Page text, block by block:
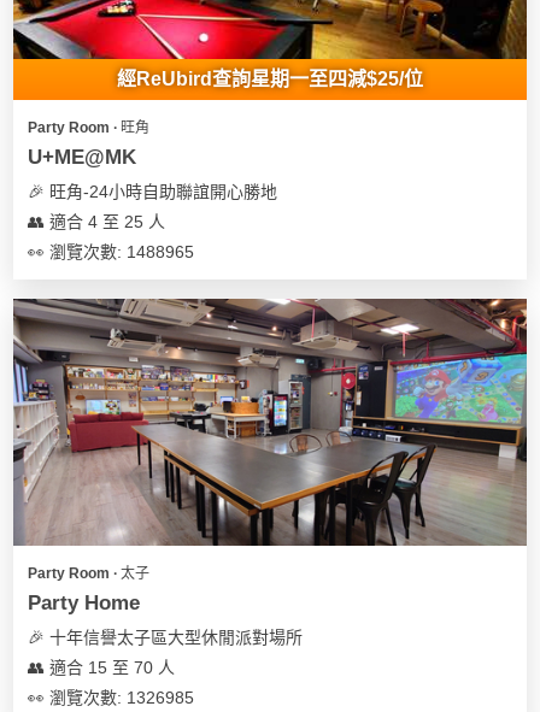
經ReUbird查詢星期一至四減$25/位
Party Room ∙ 旺角
U+ME@MK
🎉 旺角-24小時自助聯誼開心勝地
👥 適合 4 至 25 人
👀 瀏覽次數: 1488965
Party Room ∙ 太子
Party Home
🎉 十年信譽太子區大型休閒派對場所
👥 適合 15 至 70 人
👀 瀏覽次數: 1326985